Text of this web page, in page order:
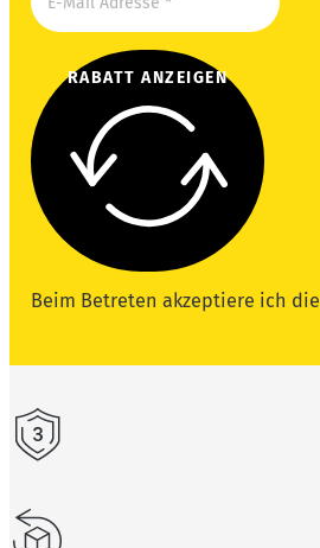
RABATT ANZEIGEN
Beim Betreten akzeptiere ich die